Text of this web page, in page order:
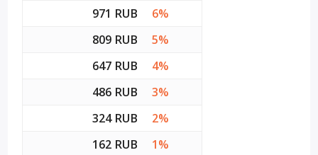
971 RUB
6%
809 RUB
5%
647 RUB
4%
486 RUB
3%
324 RUB
2%
162 RUB
1%